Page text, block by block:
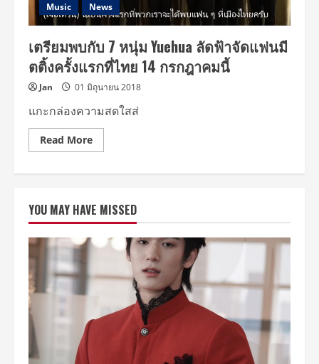
Music News
เตรียมพบกับ 7 หนุ่ม Yuehua ลัดฟ้าจัดแฟนมี
ตติ้งครั้งแรกที่ไทย 14 กรกฎาคมนี้
Jan 01 มิถุนายน 2018
แกะกล่องความสดใสส่
Read MoreRead
more
หนุ่ม
Yuehua
ลัด
ฟ้า
จัด
ต
ที่
กรกฎาคม
YOU MAY HAVE MISSED